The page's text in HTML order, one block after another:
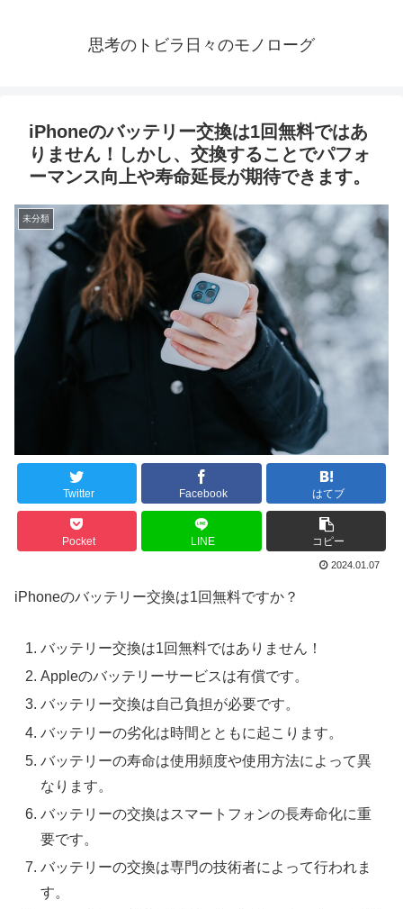
思考のトビラ日々のモノローグ
iPhoneのバッテリー交換は1回無料ではあ
りません！しかし、交換することでパフォ
ーマンス向上や寿命延長が期待できます。
未分類
Twitter Facebook はてブ
Pocket LINE コピー
2024.01.07
iPhoneのバッテリー交換は1回無料ですか？
バッテリー交換は1回無料ではありません！
Appleのバッテリーサービスは有償です。
バッテリー交換は自己負担が必要です。
バッテリーの劣化は時間とともに起こります。
バッテリーの寿命は使用頻度や使用方法によって異
なります。
バッテリーの交換はスマートフォンの長寿命化に重
要です。
バッテリーの交換は専門の技術者によって行われま
す。